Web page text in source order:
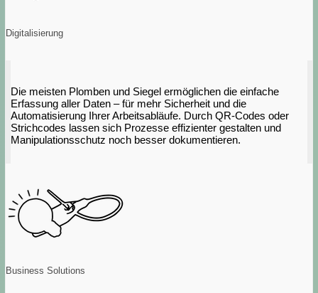
Digitalisierung
Die meisten Plomben und Siegel ermöglichen die einfache
Erfassung aller Daten – für mehr Sicherheit und die
Automatisierung Ihrer Arbeitsabläufe. Durch QR-Codes oder
Strichcodes lassen sich Prozesse effizienter gestalten und
Manipulationsschutz noch besser dokumentieren.
Business Solutions